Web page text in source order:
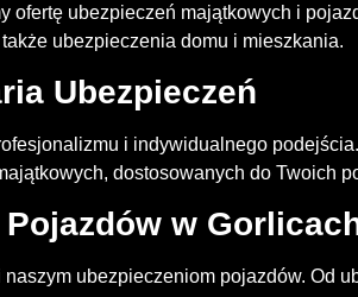
ubezpieczeń majątkowych i
ubezpieczenia domu i mieszkania.
Ubezpieczeń
i indywidualnego
dostosowanych do Twoich
w
ubezpieczeniom pojazdów. Od